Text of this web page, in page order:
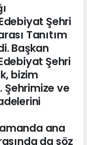
Şehri
Tanıtım
Başkan
Şehri
bizim
Şehrimize ve
ana
da söz